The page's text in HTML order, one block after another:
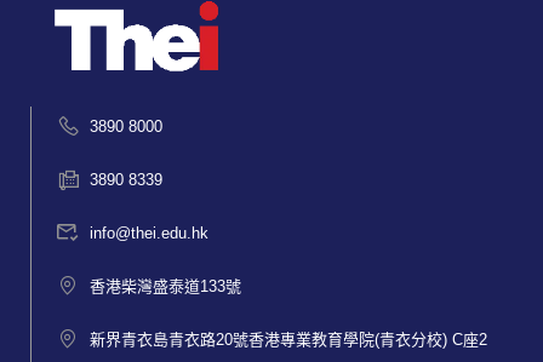
3890 8000
3890 8339
info@thei.edu.hk
香港柴灣盛泰道133號
新界青衣島青衣路20號香港專業教育學院(青衣分校) C座2